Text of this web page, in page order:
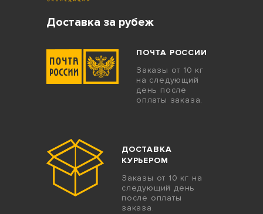
Доставка за рубеж
ПОЧТА РОССИИ
Заказы от 10 кг
на следующий
день после
оплаты заказа.
ДОСТАВКА
КУРЬЕРОМ
Заказы от 10 кг на
следующий день
после оплаты
заказа.